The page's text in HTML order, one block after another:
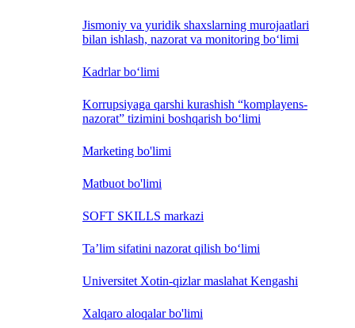
Jismoniy va yuridik shaxslarning murojaatlari
bilan ishlash, nazorat va monitoring bo‘limi
Kadrlar bo‘limi
Korrupsiyaga qarshi kurashish “komplayens-
nazorat” tizimini boshqarish bo‘limi
Marketing bo'limi
Matbuot bo'limi
SOFT SKILLS markazi
Ta’lim sifatini nazorat qilish bo‘limi
Universitet Xotin-qizlar maslahat Kengashi
Xalqaro aloqalar bo'limi